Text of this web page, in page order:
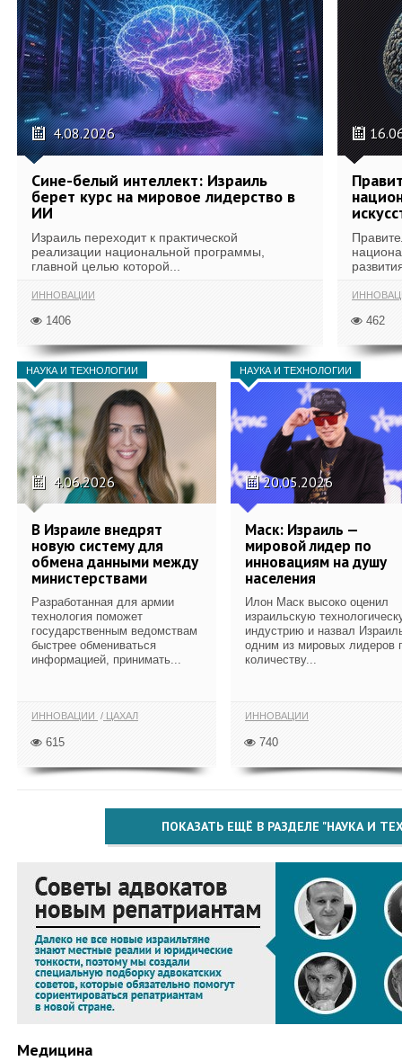
4.08.2026
Сине-белый интеллект: Израиль
берет курс на мировое лидерство в
ИИ
Израиль переходит к практической
реализации национальной программы,
главной целью которой...
ИННОВАЦИИ
1406 462
НАУКА И ТЕХНОЛОГИИ
4.06.2026
В Израиле внедрят
новую систему для
обмена данными между
министерствами
Разработанная для армии
технология поможет
государственным ведомствам
быстрее обмениваться
информацией, принимать...
ИННОВАЦИИ ЦАХАЛ
615
НАУКА И ТЕХНОЛОГИИ
20.05.2026
Маск: Израиль —
мировой лидер по
инновациям на душу
населения
Илон Маск высоко оценил
израильскую
индустрию и назвал
одним из мировых лидеров
количеству...
ИННОВАЦИИ
740
ПОКАЗАТЬ ЕЩЁ В РАЗДЕЛЕ "НАУКА И
Медицина